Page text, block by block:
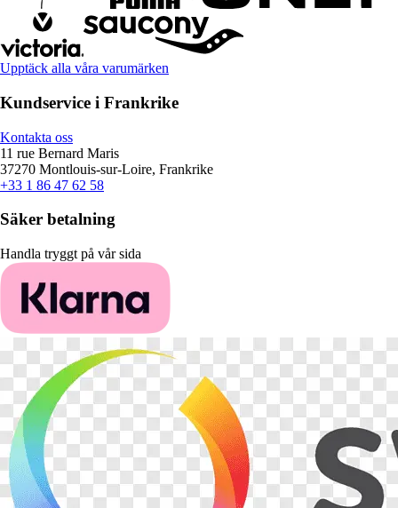
Upptäck alla våra varumärken
Kundservice i Frankrike
Kontakta oss
11 rue Bernard Maris
37270 Montlouis-sur-Loire, Frankrike
+33 1 86 47 62 58
Säker betalning
Handla tryggt på vår sida